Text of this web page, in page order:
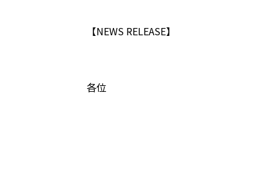
【NEWS RELEASE】
各位